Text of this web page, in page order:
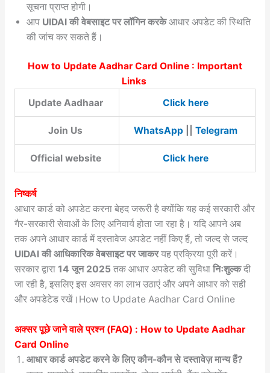
सूचना प्राप्त होगी।
आप UIDAI की वेबसाइट पर लॉगिन करकेआधार अपडेट की स्थिति
की जांच कर सकते हैं।
How to Update Aadhar Card Online : Important
Links
Update Aadhaar
Click here
Join Us WhatsApp ||Telegram
Official website Click here
निष्कर्ष
आधार कार्ड को अपडेट करना बेहद जरूरी है क्योंकि यह कई सरकारी और
गैर-सरकारी सेवाओं के लिए अनिवार्य होता जा रहा है। यदि आपने अब
तक अपने आधार कार्ड में दस्तावेज अपडेट नहीं किए हैं, तो जल्द से जल्द
UIDAI की आधिकारिक वेबसाइट पर जाकरयह प्रक्रिया पूरी करें।
सरकार द्वारा 14 जून 2025 तक आधार अपडेट की सुविधा निःशुल्कदी
जा रही है, इसलिए इस अवसर का लाभ उठाएं और अपने आधार को सही
और अपडेटेड रखें।How to Update Aadhar Card Online
अक्सर पूछे जाने वाले प्रश्न (FAQ) : How to Update Aadhar
Card Online
आधार कार्ड अपडेट करने के लिए कौन-कौन से दस्तावेज़ मान्य हैं?